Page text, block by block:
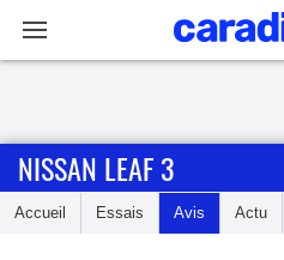
Accueil
NISSAN LEAF 3
Accueil Essais Avis Actu